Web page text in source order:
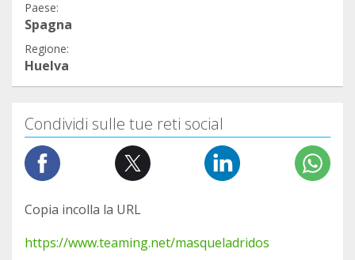
Paese:
Spagna
Regione:
Huelva
Condividi sulle tue reti social
Copia incolla la URL
https://www.teaming.net/masqueladridos